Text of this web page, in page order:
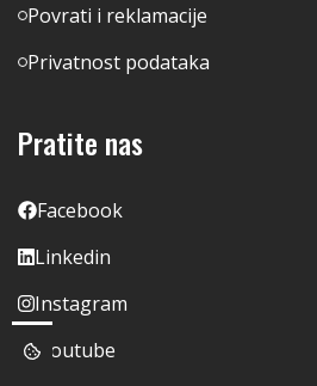
Povrati i reklamacije
Privatnost podataka
Pratite nas
Facebook
Linkedin
Instagram
Youtube